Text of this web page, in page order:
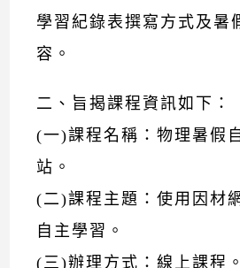
學習紀錄表撰寫方式及暑
容。
二、旨揭課程資訊如下：
(一)課程名稱：物理暑假
站。
(二)課程主題：使用因材
自主學習。
(三)辦理方式：線上課程。